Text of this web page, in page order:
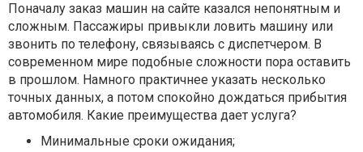
Поначалу заказ машин на сайте казался непонятным и
сложным. Пассажиры привыкли ловить машину или
звонить по телефону, связываясь с диспетчером. В
современном мире подобные сложности пора оставить
в прошлом. Намного практичнее указать несколько
точных данных, а потом спокойно дождаться прибытия
автомобиля. Какие преимущества дает услуга?
Минимальные сроки ожидания;